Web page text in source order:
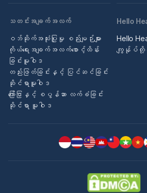
သတင်းအချက်အလက်
ဝဘ်ဆိုက်အသုံးပြုမှု စည်းမျဉ်းများ
ကိုယ်ရေးအချက်အလက်စောင့်ထိန်း
ခြင်းမူဝါဒ
တည်းဖြတ်ခြင်းနှင့် ပြင်ဆင်ခြင်း
ဆိုင်ရာမူဝါဒ
ကြော်ငြာနှင့် စပွန်ဆာ လက်ခံခြင်း
ဆိုင်ရာ မူဝါဒ
Hello
Hello
ကျွန်ုပ်တို့အက